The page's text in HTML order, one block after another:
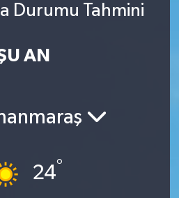
Durumu Tahmini
AN
24°